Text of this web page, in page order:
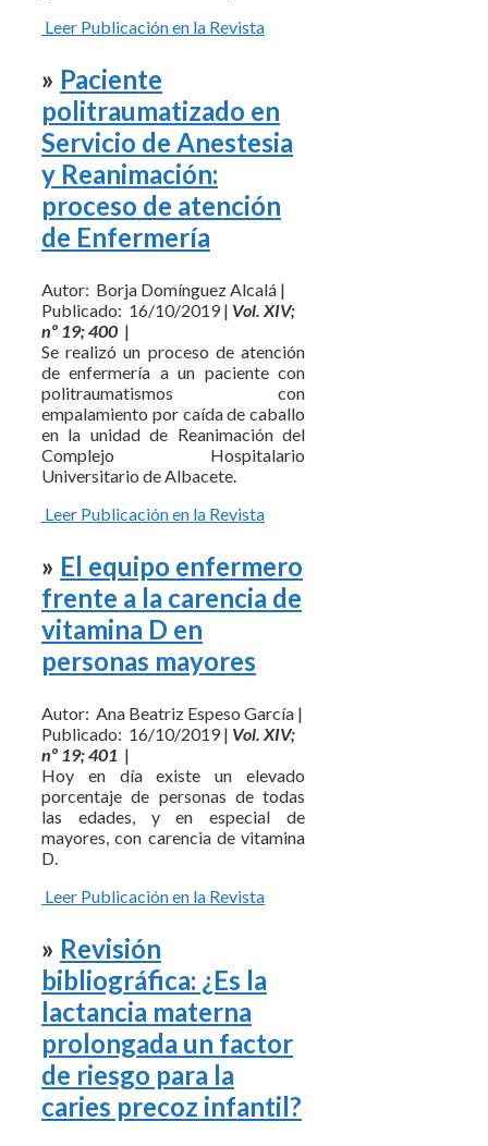
Leer Publicación en la Revista
» Paciente
politraumatizado en
Servicio de Anestesia
y Reanimación:
proceso de atención
de Enfermería
Autor: Borja Domínguez Alcalá |
Publicado: 16/10/2019 | Vol. XIV;
nº 19; 400 |
Se realizó un proceso de atención
de enfermería a un paciente con
politraumatismos con
empalamiento por caída de caballo
en la unidad de Reanimación del
Complejo Hospitalario
Universitario de Albacete.
Leer Publicación en la Revista
» El equipo enfermero
frente a la carencia de
vitamina D en
personas mayores
Autor: Ana Beatriz Espeso García |
Publicado: 16/10/2019 | Vol. XIV;
nº 19; 401 |
Hoy en día existe un elevado
porcentaje de personas de todas
las edades, y en especial de
mayores, con carencia de vitamina
D.
Leer Publicación en la Revista
» Revisión
bibliográfica: ¿Es la
lactancia materna
prolongada un factor
de riesgo para la
caries precoz infantil?